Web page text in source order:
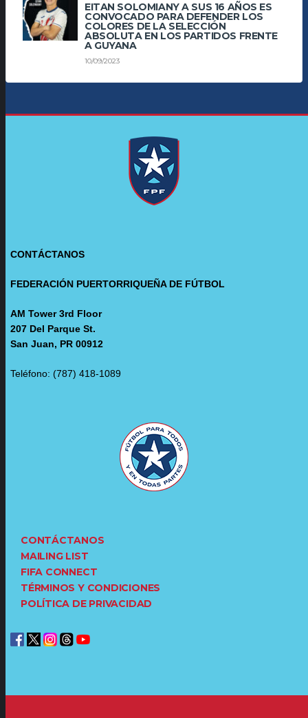
EITAN SOLOMIANY A SUS 16 AÑOS ES
CONVOCADO PARA DEFENDER LOS
COLORES DE LA SELECCIÓN
ABSOLUTA EN LOS PARTIDOS FRENTE
A GUYANA
10/09/2023
CONTÁCTANOS
FEDERACIÓN PUERTORRIQUEÑA DE FÚTBOL
AM Tower 3rd Floor
207 Del Parque St.
San Juan, PR 00912
Teléfono: (787) 418-1089
CONTÁCTANOS
MAILING LIST
FIFA CONNECT
TÉRMINOS Y CONDICIONES
POLÍTICA DE PRIVACIDAD